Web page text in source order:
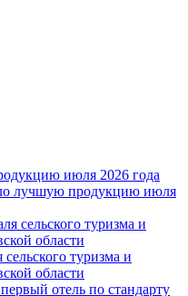
лучшую продукцию июля
туризма и
области